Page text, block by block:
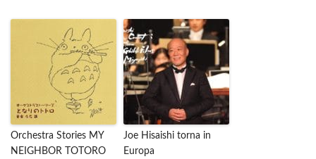
Orchestra Stories MY
NEIGHBOR TOTORO
Joe Hisaishi torna in
Europa